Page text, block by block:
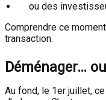
ou des
Comprendre ce
transaction.
Déménager…
Au fond, le 1er juillet,